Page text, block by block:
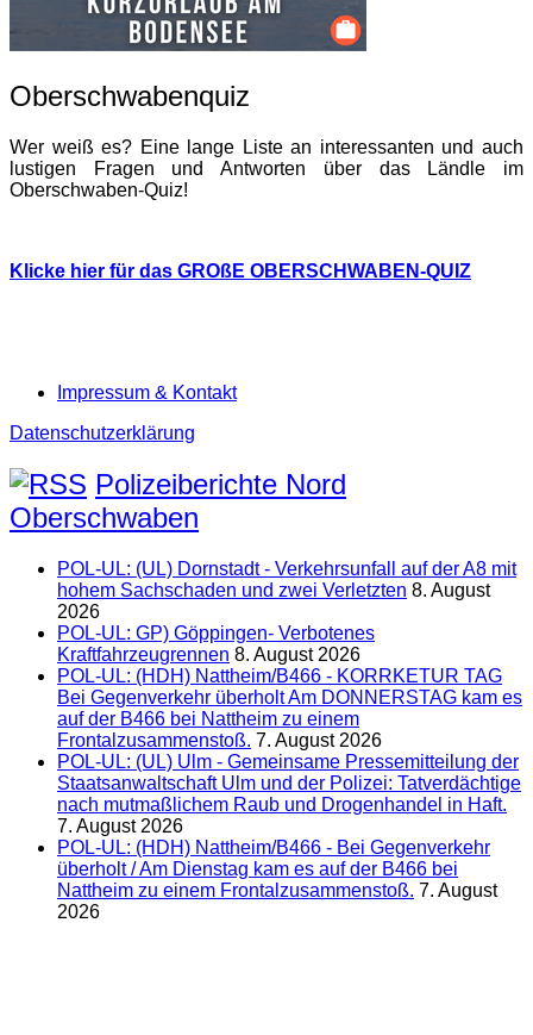
Oberschwabenquiz
Wer weiß es? Eine lange Liste an interessanten und auch
lustigen Fragen und Antworten über das Ländle im
Oberschwaben-Quiz!
Klicke hier für das GROßE OBERSCHWABEN-QUIZ
Impressum & Kontakt
Datenschutzerklärung
Polizeiberichte Nord
Oberschwaben
POL-UL: (UL) Dornstadt - Verkehrsunfall auf der A8 mit
hohem Sachschaden und zwei Verletzten 8. August
2026
POL-UL: GP) Göppingen- Verbotenes
Kraftfahrzeugrennen 8. August 2026
POL-UL: (HDH) Nattheim/B466 - KORRKETUR TAG
Bei Gegenverkehr überholt Am DONNERSTAG kam es
auf der B466 bei Nattheim zu einem
Frontalzusammenstoß. 7. August 2026
POL-UL: (UL) Ulm - Gemeinsame Pressemitteilung der
Staatsanwaltschaft Ulm und der Polizei: Tatverdächtige
nach mutmaßlichem Raub und Drogenhandel in Haft.
7. August 2026
POL-UL: (HDH) Nattheim/B466 - Bei Gegenverkehr
überholt / Am Dienstag kam es auf der B466 bei
Nattheim zu einem Frontalzusammenstoß. 7. August
2026